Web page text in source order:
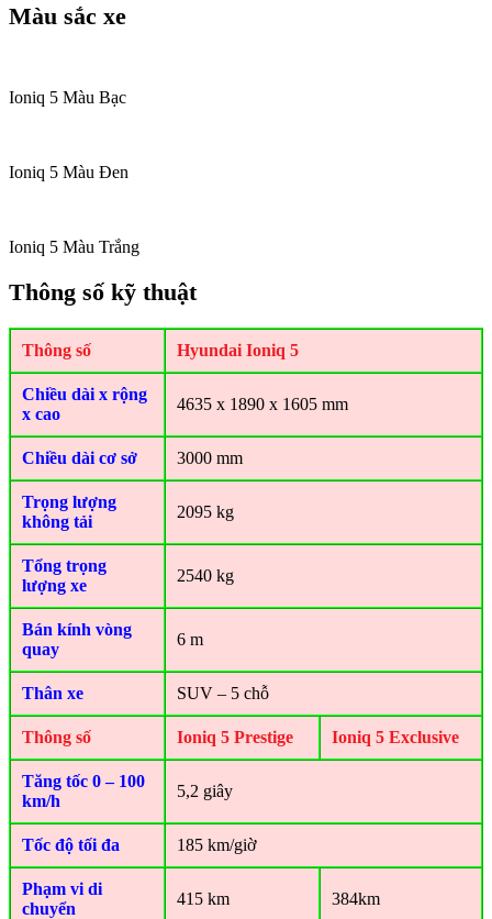
Màu sắc xe
Ioniq 5 Màu Bạc
Ioniq 5 Màu Đen
Ioniq 5 Màu Trắng
Thông số kỹ thuật
Thông số Hyundai Ioniq 5
Chiều dài x rộng
x cao
4635 x 1890 x 1605 mm
Chiều dài cơ sở 3000 mm
Trọng lượng
không tải
2095 kg
Tổng trọng
lượng xe
2540 kg
Bán kính vòng
quay
6 m
Thân xe SUV – 5 chỗ
Thông số Ioniq 5 Prestige Ioniq 5 Exclusive
Tăng tốc 0 – 100
km/h
5,2 giây
Tốc độ tối đa 185 km/giờ
Phạm vi di
chuyển
415 km 384km